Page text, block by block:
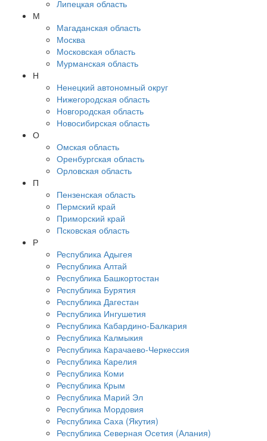
Липецкая область
М
Магаданская область
Москва
Московская область
Мурманская область
Н
Ненецкий автономный округ
Нижегородская область
Новгородская область
Новосибирская область
О
Омская область
Оренбургская область
Орловская область
П
Пензенская область
Пермский край
Приморский край
Псковская область
Р
Республика Адыгея
Республика Алтай
Республика Башкортостан
Республика Бурятия
Республика Дагестан
Республика Ингушетия
Республика Кабардино-Балкария
Республика Калмыкия
Республика Карачаево-Черкессия
Республика Карелия
Республика Коми
Республика Крым
Республика Марий Эл
Республика Мордовия
Республика Саха (Якутия)
Республика Северная Осетия (Алания)